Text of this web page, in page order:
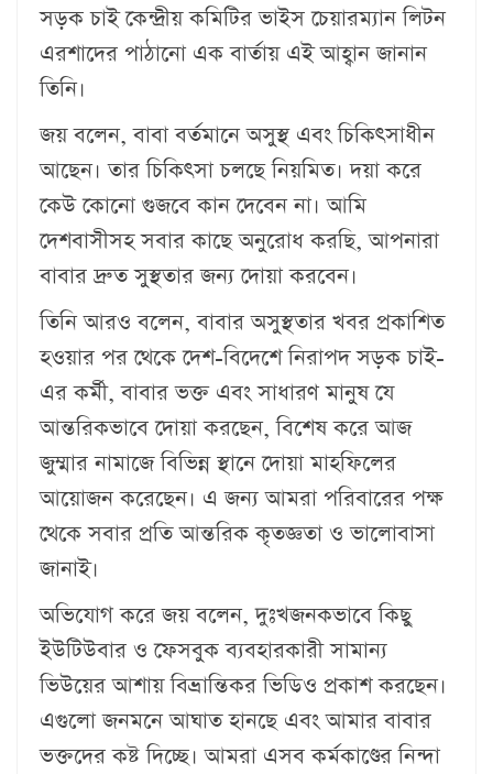
সড়ক চাই কেন্দ্রীয় কমিটির ভাইস চেয়ারম্যান লিটন
এরশাদের পাঠানো এক বার্তায় এই আহ্বান জানান
তিনি।
জয় বলেন, বাবা বর্তমানে অসুস্থ এবং চিকিৎসাধীন
আছেন। তার চিকিৎসা চলছে নিয়মিত। দয়া করে
কেউ কোনো গুজবে কান দেবেন না। আমি
দেশবাসীসহ সবার কাছে অনুরোধ করছি, আপনারা
বাবার দ্রুত সুস্থতার জন্য দোয়া করবেন।
তিনি আরও বলেন, বাবার অসুস্থতার খবর প্রকাশিত
হওয়ার পর থেকে দেশ-বিদেশে নিরাপদ সড়ক চাই-
এর কর্মী, বাবার ভক্ত এবং সাধারণ মানুষ যে
আন্তরিকভাবে দোয়া করছেন, বিশেষ করে আজ
জুম্মার নামাজে বিভিন্ন স্থানে দোয়া মাহফিলের
আয়োজন করেছেন। এ জন্য আমরা পরিবারের পক্ষ
থেকে সবার প্রতি আন্তরিক কৃতজ্ঞতা ও ভালোবাসা
জানাই।
অভিযোগ করে জয় বলেন, দুঃখজনকভাবে কিছু
ইউটিউবার ও ফেসবুক ব্যবহারকারী সামান্য
ভিউয়ের আশায় বিভ্রান্তিকর ভিডিও প্রকাশ করছেন।
এগুলো জনমনে আঘাত হানছে এবং আমার বাবার
ভক্তদের কষ্ট দিচ্ছে। আমরা এসব কর্মকাণ্ডের নিন্দা